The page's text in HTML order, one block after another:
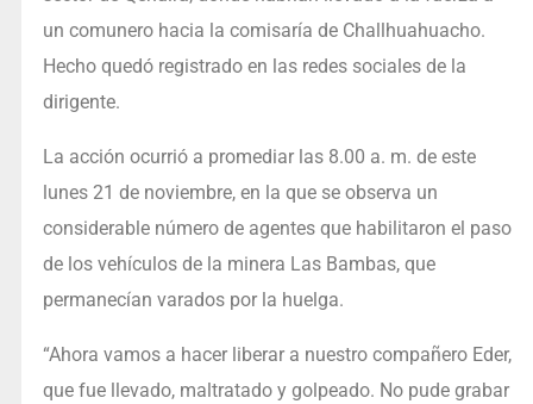
un comunero hacia la comisaría de Challhuahuacho.
Hecho quedó registrado en las redes sociales de la
dirigente.
La acción ocurrió a promediar las 8.00 a. m. de este
lunes 21 de noviembre, en la que se observa un
considerable número de agentes que habilitaron el paso
de los vehículos de la minera Las Bambas, que
permanecían varados por la huelga.
“Ahora vamos a hacer liberar a nuestro compañero Eder,
que fue llevado, maltratado y golpeado. No pude grabar